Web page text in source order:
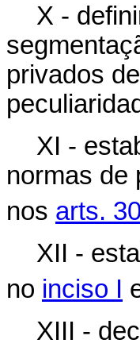
X -
privados
XI -
normas de
nos arts.
XII -
no inciso I
XIII -